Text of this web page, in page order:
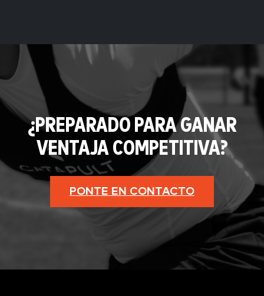
¿PREPARADO PARA GANAR
VENTAJA COMPETITIVA?
PONTE EN CONTACTO